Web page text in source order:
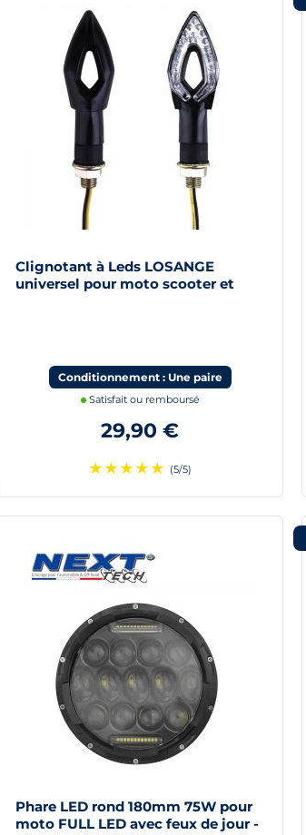
Clignotant à Leds LOSANGE
universel pour moto scooter et
Conditionnement : Une paire
Satisfait ou remboursé
29,90 €
★ ★ ★ ★ ★ (5/5)
Phare LED rond 180mm 75W pour
moto FULL LED avec feux de jour -